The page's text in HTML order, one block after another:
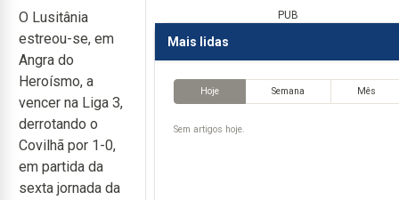
O Lusitânia
estreou-se, em
Angra do
Heroísmo, a
vencer na Liga 3,
derrotando o
Covilhã por 1-0,
em partida da
sexta jornada da
PUB
Mais lidas
Hoje Semana Mês
Sem artigos hoje.